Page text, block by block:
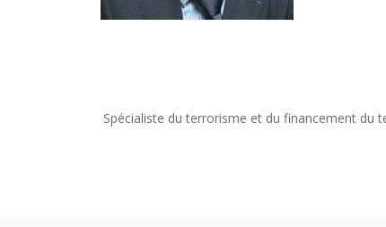
Spécialiste du terrorisme et du financement du